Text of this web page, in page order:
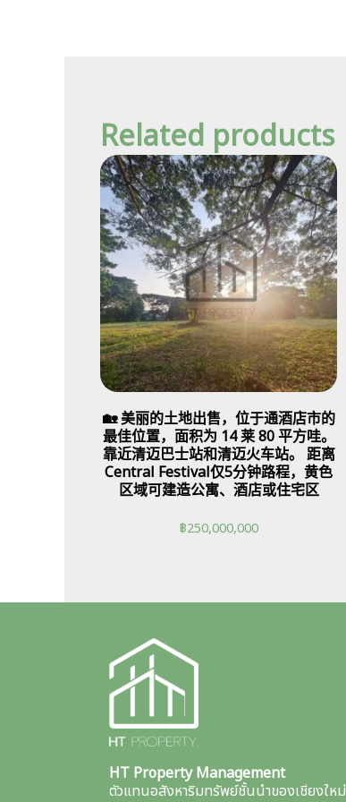
Related products
🏡 美丽的土地出售，位于通酒店市的
最佳位置，面积为 14 莱 80 平方哇。
靠近清迈巴士站和清迈火车站。 距离
Central Festival仅5分钟路程，黄色
区域可建造公寓、酒店或住宅区
฿250,000,000
HT Property Management
ตัวแทนอสังหาริมทรัพย์ชั้นนำของเชียงใหม่